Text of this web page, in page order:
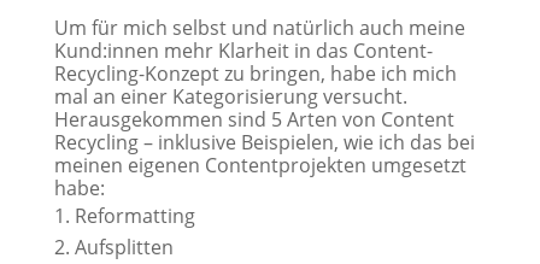
Um für mich selbst und natürlich auch meine
Kund:innen mehr Klarheit in das Content-
Recycling-Konzept zu bringen, habe ich mich
mal an einer Kategorisierung versucht.
Herausgekommen sind 5 Arten von Content
Recycling – inklusive Beispielen, wie ich das bei
meinen eigenen Contentprojekten umgesetzt
habe:
Reformatting
Aufsplitten